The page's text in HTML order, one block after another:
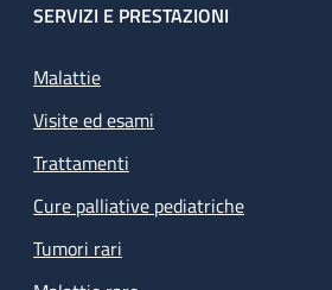
SERVIZI E PRESTAZIONI
Malattie
Visite ed esami
Trattamenti
Cure palliative pediatriche
Tumori rari